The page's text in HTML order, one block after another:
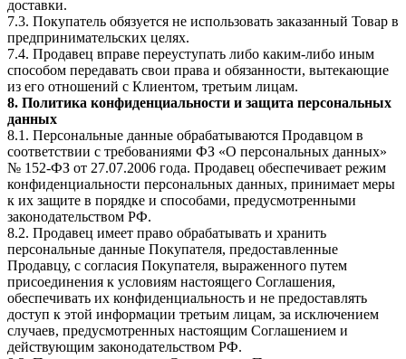
доставки.
7.3. Покупатель обязуется не использовать заказанный Товар в
предпринимательских целях.
7.4. Продавец вправе переуступать либо каким-либо иным
способом передавать свои права и обязанности, вытекающие
из его отношений с Клиентом, третьим лицам.
8. Политика конфиденциальности и защита персональных
данных
8.1. Персональные данные обрабатываются Продавцом в
соответствии с требованиями ФЗ «О персональных данных»
№ 152-ФЗ от 27.07.2006 года. Продавец обеспечивает режим
конфиденциальности персональных данных, принимает меры
к их защите в порядке и способами, предусмотренными
законодательством РФ.
8.2. Продавец имеет право обрабатывать и хранить
персональные данные Покупателя, предоставленные
Продавцу, с согласия Покупателя, выраженного путем
присоединения к условиям настоящего Соглашения,
обеспечивать их конфиденциальность и не предоставлять
доступ к этой информации третьим лицам, за исключением
случаев, предусмотренных настоящим Соглашением и
действующим законодательством РФ.